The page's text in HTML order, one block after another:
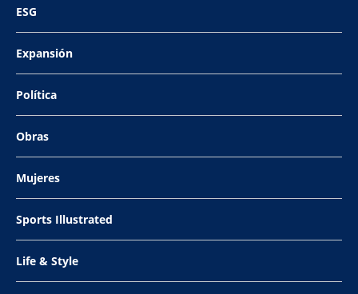
ESG
Expansión
Política
Obras
Mujeres
Sports Illustrated
Life & Style